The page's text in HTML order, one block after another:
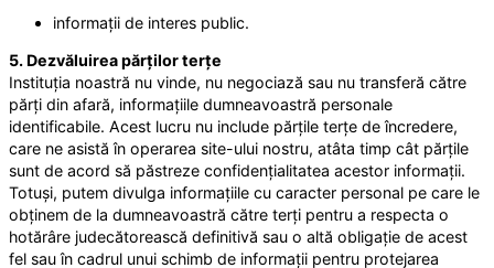
informații de interes public.
5. Dezvăluirea părților terțe
Instituția noastră nu vinde, nu negociază sau nu transferă către
părți din afară, informațiile dumneavoastră personale
identificabile. Acest lucru nu include părțile terțe de încredere,
care ne asistă în operarea site-ului nostru, atâta timp cât părțile
sunt de acord să păstreze confidențialitatea acestor informații.
Totuși, putem divulga informațiile cu caracter personal pe care le
obținem de la dumneavoastră către terți pentru a respecta o
hotărâre judecătorească definitivă sau o altă obligație de acest
fel sau în cadrul unui schimb de informații pentru protejarea